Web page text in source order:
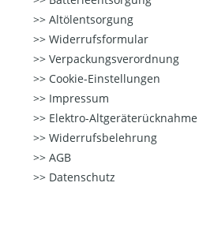
Altölentsorgung
Widerrufsformular
Verpackungsverordnung
Cookie-Einstellungen
Impressum
Elektro-Altgeräterücknahme
Widerrufsbelehrung
AGB
Datenschutz